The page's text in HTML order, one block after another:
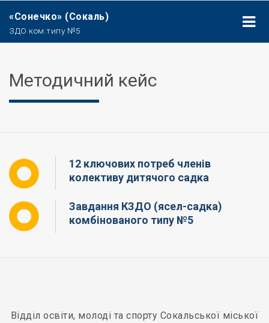
«Сонечко» (Сокаль)
ЗДО ком.типу №5
Методичний кейс
12 ключових потреб членів
колективу дитячого садка
Завдання КЗДО (ясел-садка)
комбінованого типу №5
Відділ освіти, молоді та спорту Сокальської міської